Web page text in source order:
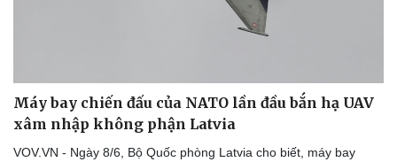
Máy bay chiến đấu của NATO lần đầu bắn hạ UAV
xâm nhập không phận Latvia
VOV.VN - Ngày 8/6, Bộ Quốc phòng Latvia cho biết, máy bay